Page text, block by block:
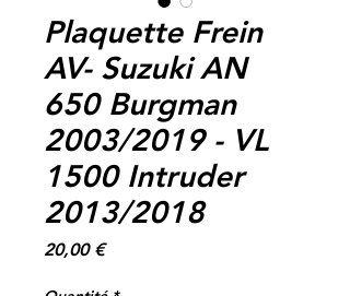
Plaquette Frein
AV- Suzuki AN
650 Burgman
2003/2019 - VL
1500 Intruder
2013/2018
20,00 €Prix